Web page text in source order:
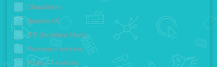
Chaudières
Douche 0€
ITE (Isolation Murs)
Panneaux solaires
Volets / Fenêtres